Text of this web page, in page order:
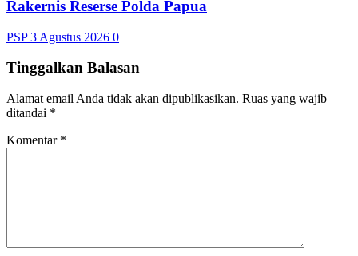
Rakernis Reserse Polda Papua
PSP3 Agustus 2026 0
Tinggalkan Balasan
Alamat email Anda tidak akan dipublikasikan. Ruas yang wajib
ditandai *
Komentar *